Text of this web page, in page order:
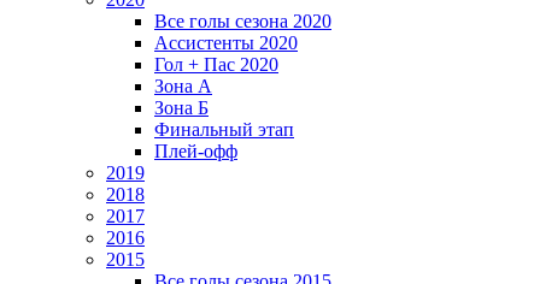
Все голы сезона 2020
Ассистенты 2020
Гол + Пас 2020
Зона А
Зона Б
Финальный этап
Плей-офф
2019
2018
2017
2016
2015